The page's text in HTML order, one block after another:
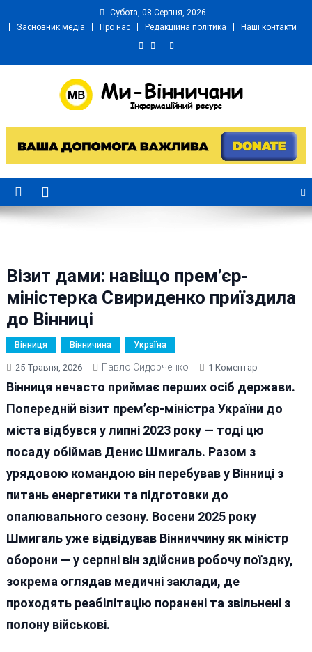
Субота, 08 Серпня, 2026
Засновник медіа
Про нас Редакційна політика Наші контакти
Ми Вінничани
Візит дами: навіщо прем’єр-
міністерка Свириденко приїздила
до Вінниці
Вінниця Вінничина Україна
25 Травня, 2026 Павло Сидорченко 1 КоментарДо
Візит
Навіщо
Прем’єр-
Приїздила
Вінниця нечасто приймає перших осіб держави.
Попередній візит прем’єр-міністра України до
міста відбувся у липні 2023 року — тоді цю
посаду обіймав Денис Шмигаль. Разом з
урядовою командою він перебував у Вінниці з
питань енергетики та підготовки до
опалювального сезону. Восени 2025 року
Шмигаль уже відвідував Вінниччину як міністр
оборони — у серпні він здійснив робочу поїздку,
зокрема оглядав медичні заклади, де
проходять реабілітацію поранені та звільнені з
полону військові.